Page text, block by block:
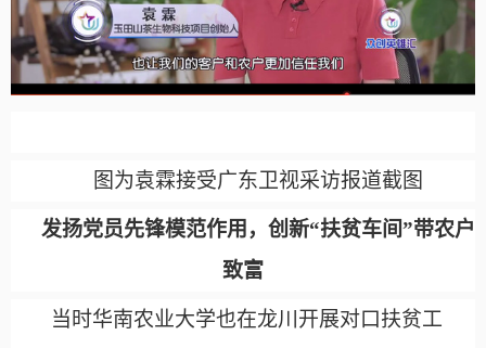
图为袁霖接受广东卫视采访报道截图
发扬党员先锋模范作用，创新“扶贫车间”带农户
致富
当时华南农业大学也在龙川开展对口扶贫工